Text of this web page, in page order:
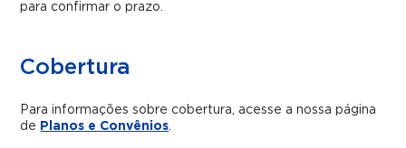
para confirmar o prazo.
Cobertura
Para informações sobre cobertura, acesse a nossa página
de Planos e Convênios.